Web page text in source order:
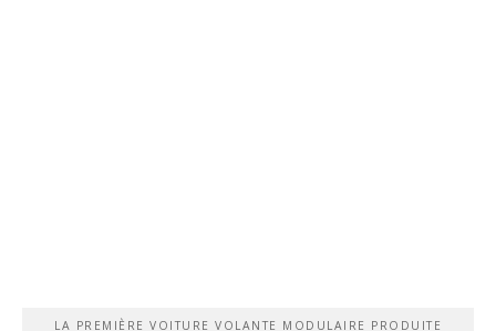
LA PREMIÈRE VOITURE VOLANTE MODULAIRE PRODUITE